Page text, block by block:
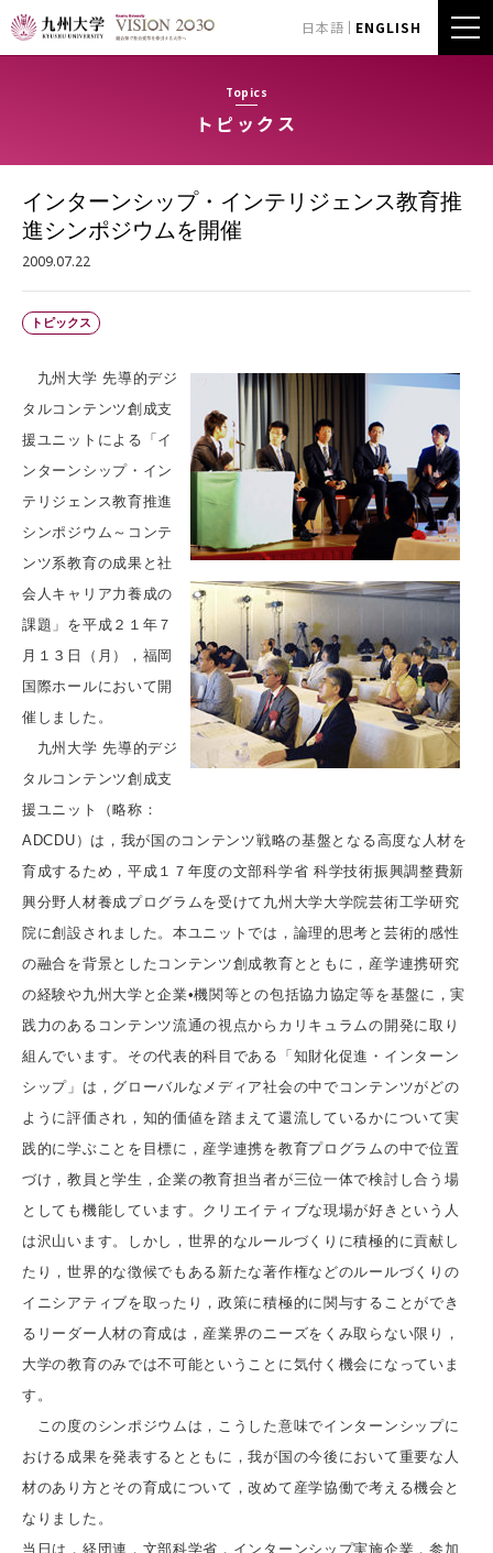
日本語 ENGLISH
Topics
トピックス
インターンシップ・インテリジェンス教育推
進シンポジウムを開催
2009.07.22
トピックス
九州大学 先導的デジ
タルコンテンツ創成支
援ユニットによる「イ
ンターンシップ・イン
テリジェンス教育推進
シンポジウム～コンテ
ンツ系教育の成果と社
会人キャリア力養成の
課題」を平成２１年７
月１３日（月），福岡
国際ホールにおいて開
催しました。
九州大学 先導的デジ
タルコンテンツ創成支
援ユニット（略称：
ADCDU）は，我が国のコンテンツ戦略の基盤となる高度な人材を
育成するため，平成１７年度の文部科学省 科学技術振興調整費新
興分野人材養成プログラムを受けて九州大学大学院芸術工学研究
院に創設されました。本ユニットでは，論理的思考と芸術的感性
の融合を背景としたコンテンツ創成教育とともに，産学連携研究
の経験や九州大学と企業•機関等との包括協力協定等を基盤に，実
践力のあるコンテンツ流通の視点からカリキュラムの開発に取り
組んでいます。その代表的科目である「知財化促進・インターン
シップ」は，グローバルなメディア社会の中でコンテンツがどの
ように評価され，知的価値を踏まえて還流しているかについて実
践的に学ぶことを目標に，産学連携を教育プログラムの中で位置
づけ，教員と学生，企業の教育担当者が三位一体で検討し合う場
としても機能しています。クリエイティブな現場が好きという人
は沢山います。しかし，世界的なルールづくりに積極的に貢献し
たり，世界的な徴候でもある新たな著作権などのルールづくりの
イニシアティブを取ったり，政策に積極的に関与することができ
るリーダー人材の育成は，産業界のニーズをくみ取らない限り，
大学の教育のみでは不可能ということに気付く機会になっていま
す。
この度のシンポジウムは，こうした意味でインターンシップに
おける成果を発表するとともに，我が国の今後において重要な人
材のあり方とその育成について，改めて産学協働で考える機会と
なりました。
当日は，経団連，文部科学省，インターンシップ実施企業，参加